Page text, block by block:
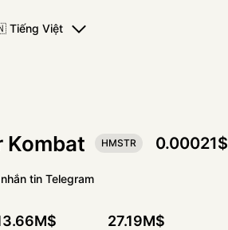
Tiếng Việt
Kombat HMSTR 0.00021$
tin Telegram
27.19M$